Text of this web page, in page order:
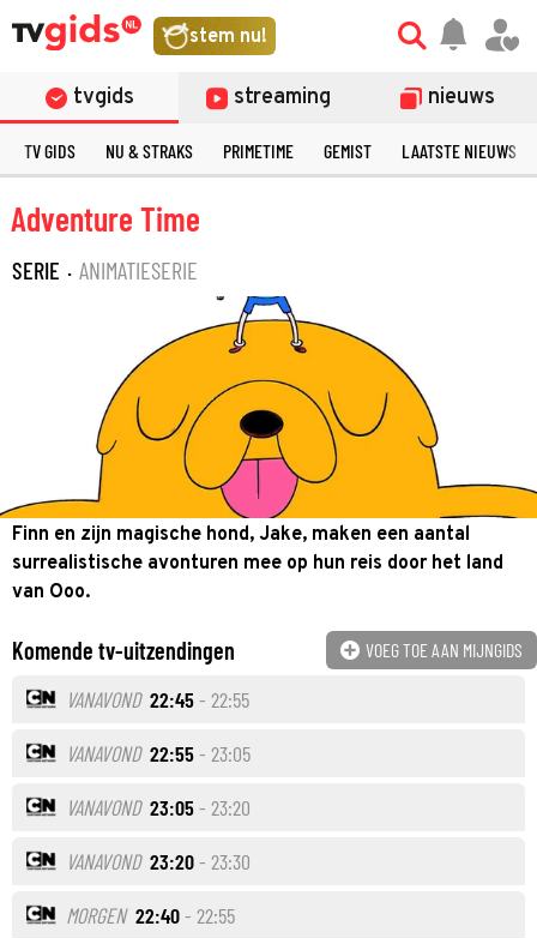
stem nu!
tvgids streaming nieuws
TV GIDS NU & STRAKS PRIMETIME GEMIST LAATSTE NIEUWS
Adventure Time
SERIE · ANIMATIESERIE
Finn en zijn magische hond, Jake, maken een aantal
surrealistische avonturen mee op hun reis door het land
van Ooo.
Komende tv-uitzendingen VOEG TOE AAN MIJNGIDS
VANAVOND 22:45- 22:55
VANAVOND 22:55- 23:05
VANAVOND 23:05- 23:20
VANAVOND 23:20- 23:30
MORGEN 22:40- 22:55